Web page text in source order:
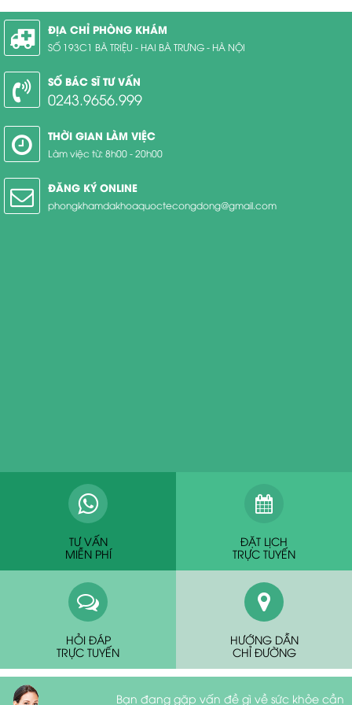
ĐỊA CHỈ PHÒNG KHÁM
SỐ 193C1 BÀ TRIỆU - HAI BÀ TRƯNG - HÀ NỘI
SỐ BÁC SĨ TƯ VẤN
0243.9656.999
THỜI GIAN LÀM VIỆC
Làm việc từ: 8h00 - 20h00
ĐĂNG KÝ ONLINE
phongkhamdakhoaquoctecongdong@gmail.com
TƯ VẤN
MIỄN PHÍ
ĐẶT LỊCH
TRỰC TUYẾN
HỎI ĐÁP
TRỰC TUYẾN
HƯỚNG DẪN
CHỈ ĐƯỜNG
Bạn đang gặp vấn đề gì về sức khỏe cần